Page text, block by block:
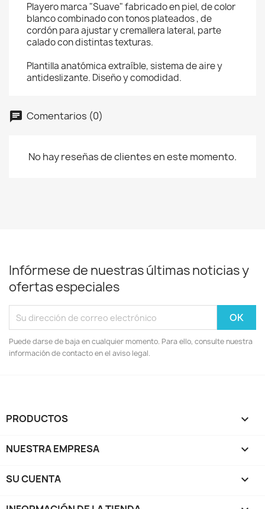
Playero marca "Suave" fabricado en piel, de color
blanco combinado con tonos plateados , de
cordón para ajustar y cremallera lateral, parte
calado con distintas texturas.
Plantilla anatómica extraíble, sistema de aire y
antideslizante. Diseño y comodidad.
Comentarios (0)
No hay reseñas de clientes en este momento.
Infórmese de nuestras últimas noticias y
ofertas especiales
Puede darse de baja en cualquier momento. Para ello, consulte nuestra
información de contacto en el aviso legal.
PRODUCTOS 
NUESTRA EMPRESA 
SU CUENTA 